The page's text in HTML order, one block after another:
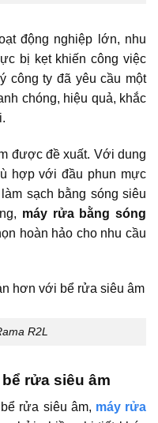
động nghiệp lớn, nhu
bị kẹt khiến công việc
công ty đã yêu cầu một
chóng, hiệu quả, khắc
được đề xuất. Với dung
hợp với đầu phun mực
sạch bằng sóng siêu
máy rửa bằng sóng
hoàn hảo cho nhu cầu
R2L
rửa siêu âm
rửa siêu âm, máy rửa